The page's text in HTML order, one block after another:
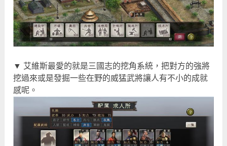
▼ 艾維斯最愛的就是三國志的挖角系統，把對方的強將
挖過來或是發掘一些在野的威猛武將讓人有不小的成就
感呢。